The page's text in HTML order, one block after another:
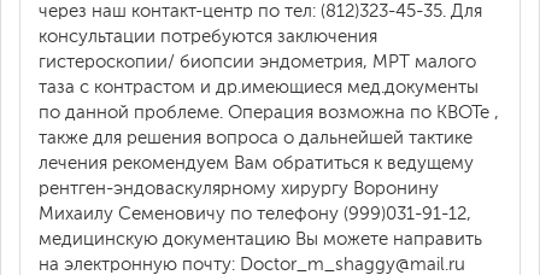
через наш контакт-центр по тел: (812)323-45-35. Для
консультации потребуются заключения
гистероскопии/ биопсии эндометрия, МРТ малого
таза с контрастом и др.имеющиеся мед.документы
по данной проблеме. Операция возможна по КВОТе ,
также для решения вопроса о дальнейшей тактике
лечения рекомендуем Вам обратиться к ведущему
рентген-эндоваскулярному хирургу Воронину
Михаилу Семеновичу по телефону (999)031-91-12,
медицинскую документацию Вы можете направить
на электронную почту: Doctor_m_shaggy@mail.ru